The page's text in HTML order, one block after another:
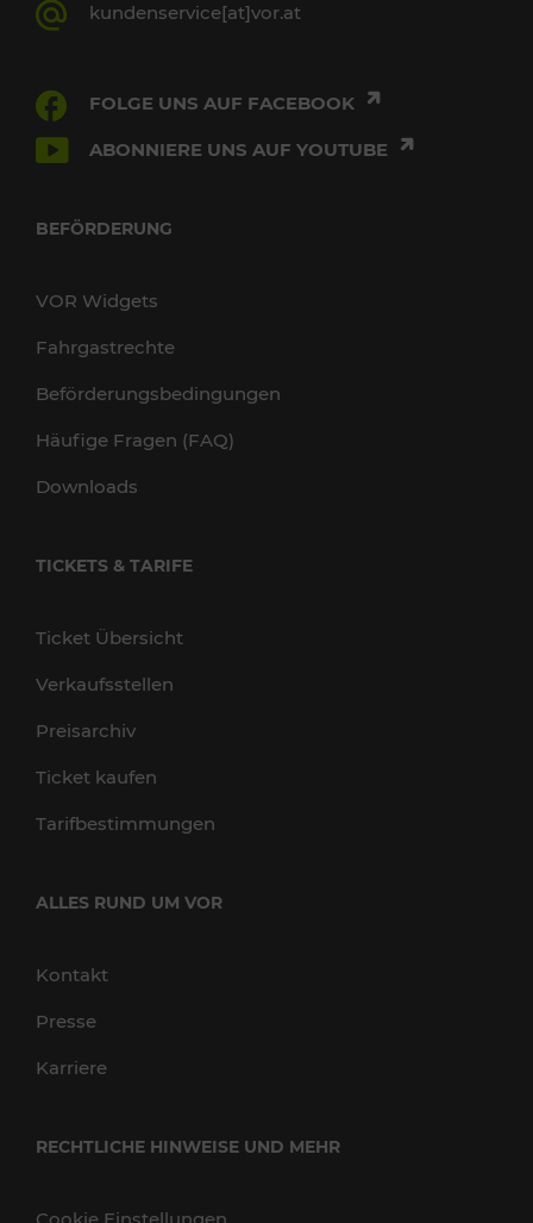
kundenservice[at]vor.at
FOLGE UNS AUF FACEBOOK
ABONNIERE UNS AUF YOUTUBE
BEFÖRDERUNG
VOR Widgets
Fahrgastrechte
Beförderungsbedingungen
Häufige Fragen (FAQ)
Downloads
TICKETS & TARIFE
Ticket Übersicht
Verkaufsstellen
Preisarchiv
Ticket kaufen
Tarifbestimmungen
ALLES RUND UM VOR
Kontakt
Presse
Karriere
RECHTLICHE HINWEISE UND MEHR